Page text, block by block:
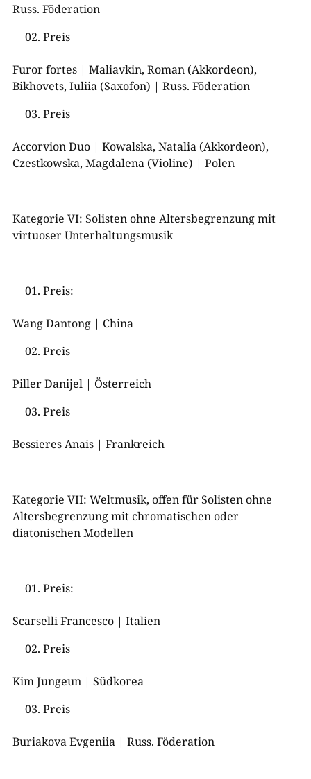
Russ. Föderation
Preis
Furor fortes | Maliavkin, Roman (Akkordeon),
Bikhovets, Iuliia (Saxofon) | Russ. Föderation
Preis
Accorvion Duo | Kowalska, Natalia (Akkordeon),
Czestkowska, Magdalena (Violine) | Polen
Kategorie VI: Solisten ohne Altersbegrenzung mit
virtuoser Unterhaltungsmusik
Preis:
Wang Dantong | China
Preis
Piller Danijel | Österreich
Preis
Bessieres Anais | Frankreich
Kategorie VII: Weltmusik, offen für Solisten ohne
Altersbegrenzung mit chromatischen oder
diatonischen Modellen
Preis:
Scarselli Francesco | Italien
Preis
Kim Jungeun | Südkorea
Preis
Buriakova Evgeniia | Russ. Föderation